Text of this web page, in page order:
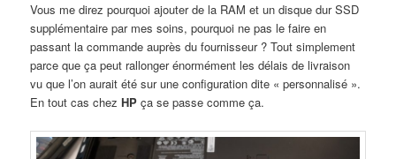
Vous me direz pourquoi ajouter de la RAM et un disque dur SSD
supplémentaire par mes soins, pourquoi ne pas le faire en
passant la commande auprès du fournisseur ? Tout simplement
parce que ça peut rallonger énormément les délais de livraison
vu que l’on aurait été sur une configuration dite « personnalisé ».
En tout cas chezHPça se passe comme ça.